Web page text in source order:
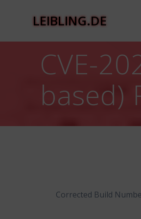
LEIBLING.DE
CVE-
based)
Corrected Build